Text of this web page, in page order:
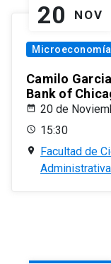
20 NOV
Camilo
Bank of
20 de
15:30
Facultad de